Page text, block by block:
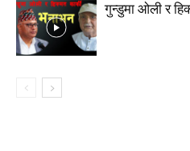
गुन्डुमा ओली र